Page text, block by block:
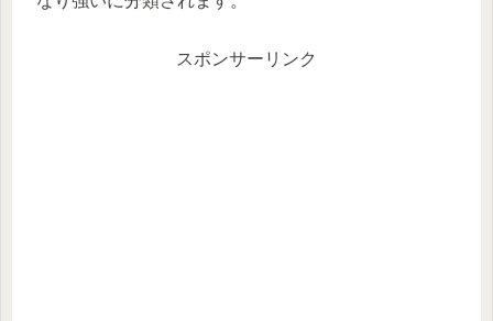
スポンサーリンク